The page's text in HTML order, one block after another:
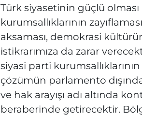
Türk siyasetinin güçlü
kurumsallıklarının
aksaması, demokrasi
istikrarımıza da zarar
siyasi parti
çözümün parlamento
ve hak arayışı adı altında
beraberinde getirecektir.